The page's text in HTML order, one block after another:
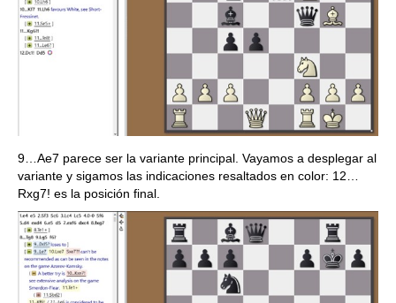
9…Ae7 parece ser la variante principal. Vayamos a desplegar al
variante y sigamos las indicaciones resaltados en color: 12…
Rxg7! es la posición final.